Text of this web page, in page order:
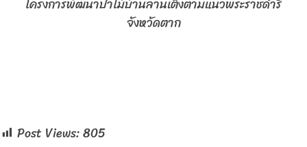
จังหวัดตาก
Post Views:805